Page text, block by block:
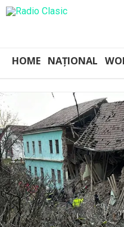
HOME NAȚIONAL